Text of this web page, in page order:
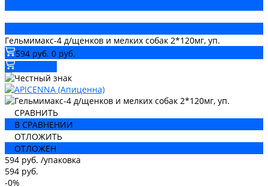
Гельмимакс-4 д/щенков и мелких собак 2*120мг, уп.
594 руб. 0 руб.
СРАВНИТЬ
В СРАВНЕНИИ
ОТЛОЖИТЬ
ОТЛОЖЕН
594 руб. /упаковка
594 руб.
-0%